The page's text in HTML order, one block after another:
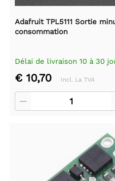
Adafruit TPL5111 Sortie
consommation
Délai de livraison 10 à 30
€ 10,70 Incl. La TVA